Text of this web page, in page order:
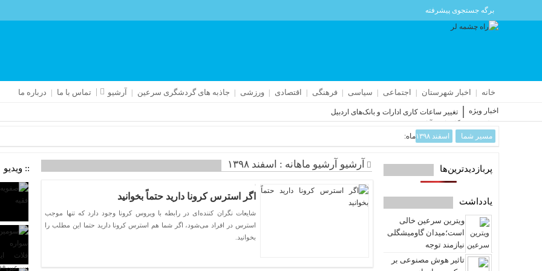
برگه جستجوی پیشرفته
خانه اخبار شهرستان اجتماعی سیاسی فرهنگی اقتصادی ورزشی جاذبه های گردشگری سرعین آرشیو تماس با ما درباره ما
اخبار ویژه
تغییر ساعات کاری ادارات و بانک‌های اردبیل
حمله به فرودگاه پارس‌‌آباد جزئی بود
اجتماع عظیم اردبیلی‌ها زیر بارش باران
تایید صلاحیت ۹۸درصد نامزدهای شوراهای روستای اردبیل
مسابقات بین‌المللی اسکی آلپاین در سرعین
مسیر شما ماه: اسفند ۱۳۹۸
پربازدیدترین‌ها
یادداشت
ویترین سرعین خالی
است؛میدان گاومیشگلی
نیازمند توجه
تاثیر هوش مصنوعی بر
آرشیو آرشیو ماهانه : اسفند ۱۳۹۸
اگر استرس کرونا دارید حتماً بخوانید
شایعات نگران کننده‌ای در رابطه با ویروس کرونا وجود دارد که تنها موجب
استرس در افراد می‌شود، اگر شما هم استرس کرونا دارید حتما این مطلب را
بخوانید.
:: ویدیو